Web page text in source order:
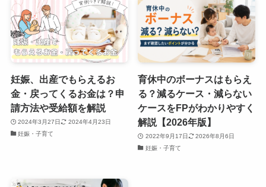
妊娠、出産でもらえるお
金・戻ってくるお金は？申
請方法や受給額を解説
2024年3月27日
2024年4月23日
妊娠・子育て
育休中のボーナスはもらえ
る？減るケース・減らない
ケースをFPがわかりやすく
解説【2026年版】
2022年9月17日
2026年8月6日
妊娠・子育て